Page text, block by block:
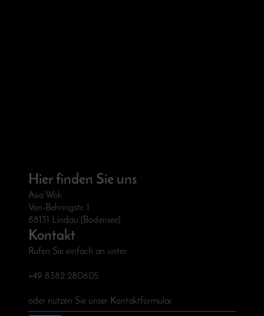
Hier finden Sie uns
Asia Wok
Von-Behringstr. 1
88131 Lindau (Bodensee)
Kontakt
Rufen Sie einfach an unter
+49 8382 280605
oder nutzen Sie unser Kontaktformular.